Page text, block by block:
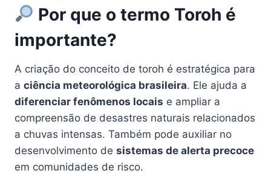
Por que o termo Toroh é
importante?
A criação do conceito de toroh é estratégica para
a ciência meteorológica brasileira. Ele ajuda a
diferenciar fenômenos locais e ampliar a
compreensão de desastres naturais relacionados
a chuvas intensas. Também pode auxiliar no
desenvolvimento de sistemas de alerta precoce
em comunidades de risco.